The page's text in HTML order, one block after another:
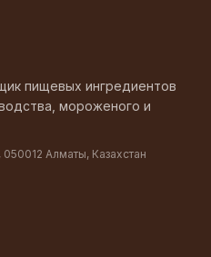
пищевых ингредиентов
мороженого и
Алматы, Казахстан